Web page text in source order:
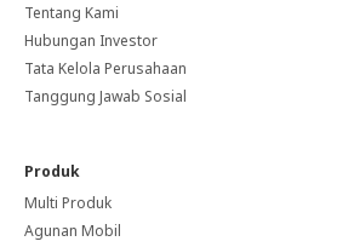
Tentang Kami
Hubungan Investor
Tata Kelola Perusahaan
Tanggung Jawab Sosial
Produk
Multi Produk
Agunan Mobil